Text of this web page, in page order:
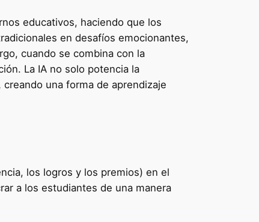
educativos, haciendo que los
en desafíos emocionantes,
cuando se combina con la
La IA no solo potencia la
una forma de aprendizaje
los logros y los premios) en el
a los estudiantes de una manera